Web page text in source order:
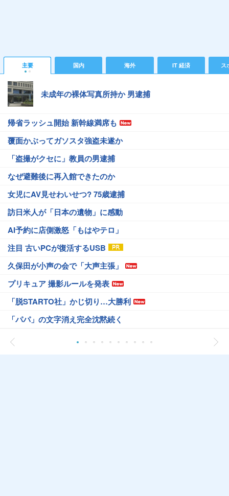
主要 国内 海外 IT 経済 ス
未成年の裸体写真所持か 男逮捕
帰省ラッシュ開始 新幹線満席も
覆面かぶってガソスタ強盗未遂か
「盗撮がクセに」教員の男逮捕
なぜ避難後に再入館できたのか
女児にAV見せわいせつ? 75歳逮捕
訪日米人が「日本の遺物」に感動
AI予約に店側激怒「もはやテロ」
注目 古いPCが復活するUSB
久保田が小声の会で「大声主張」
プリキュア 撮影ルールを発表
「脱STARTO社」かじ切り…大勝利
「パパ」の文字消え完全沈黙続く